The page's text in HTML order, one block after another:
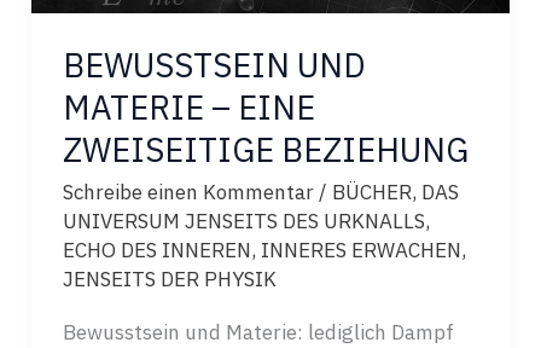
BEWUSSTSEIN UND
MATERIE – EINE
ZWEISEITIGE BEZIEHUNG
Schreibe einen Kommentar / BÜCHER, DAS
UNIVERSUM JENSEITS DES URKNALLS,
ECHO DES INNEREN, INNERES ERWACHEN,
JENSEITS DER PHYSIK
Bewusstsein und Materie: lediglich Dampf